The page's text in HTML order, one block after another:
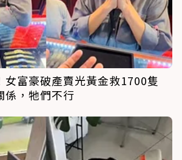
女富豪破產賣光黃金救1700隻
係，牠們不行